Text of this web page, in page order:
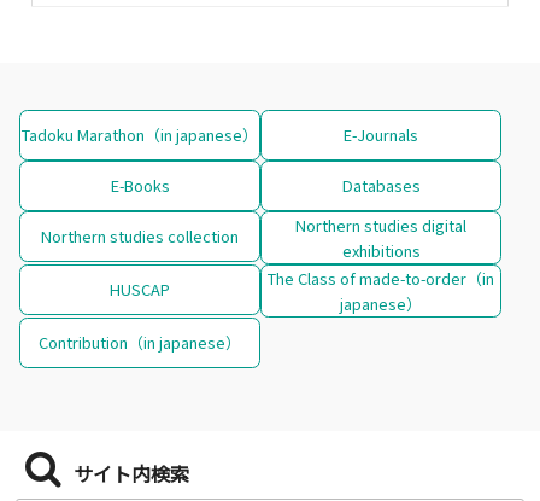
Tadoku Marathon（in japanese） E-Journals
E-Books Databases
Northern studies collection
Northern studies digital
exhibitions
HUSCAP
The Class of made-to-order（in
japanese）
Contribution（in japanese）
サイト内検索